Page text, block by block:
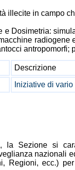
illecite in campo
Dosimetria:
radiogene
antropomorfi;
Descrizione
Iniziative di
la Sezione si
nazionali
Regioni, ecc.)